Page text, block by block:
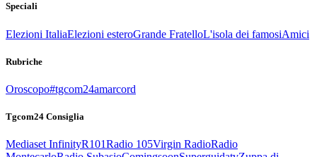
Speciali
Elezioni ItaliaElezioni esteroGrande FratelloL'isola dei famosiAmici
Rubriche
Oroscopo#tgcom24amarcord
Tgcom24 Consiglia
Mediaset InfinityR101Radio 105Virgin RadioRadio